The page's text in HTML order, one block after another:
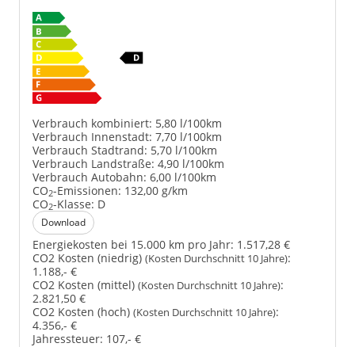
Verbrauch kombiniert: 5,80 l/100km
Verbrauch Innenstadt: 7,70 l/100km
Verbrauch Stadtrand: 5,70 l/100km
Verbrauch Landstraße: 4,90 l/100km
Verbrauch Autobahn: 6,00 l/100km
CO2-Emissionen: 132,00 g/km
CO2-Klasse: D
Download
Energiekosten bei 15.000 km pro Jahr: 1.517,28 €
CO2 Kosten (niedrig) (Kosten Durchschnitt 10 Jahre):
1.188,- €
CO2 Kosten (mittel) (Kosten Durchschnitt 10 Jahre):
2.821,50 €
CO2 Kosten (hoch) (Kosten Durchschnitt 10 Jahre):
4.356,- €
Jahressteuer: 107,- €